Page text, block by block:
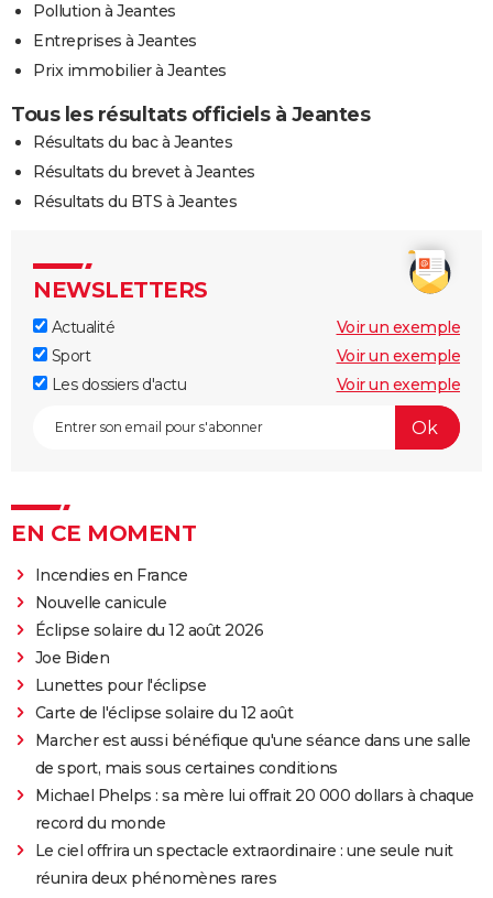
Pollution à Jeantes
Entreprises à Jeantes
Prix immobilier à Jeantes
Tous les résultats officiels à Jeantes
Résultats du bac à Jeantes
Résultats du brevet à Jeantes
Résultats du BTS à Jeantes
NEWSLETTERS
Actualité
Voir un exemple
Sport
Voir un exemple
Les dossiers d'actu
Voir un exemple
EN CE MOMENT
Incendies en France
Nouvelle canicule
Éclipse solaire du 12 août 2026
Joe Biden
Lunettes pour l'éclipse
Carte de l'éclipse solaire du 12 août
Marcher est aussi bénéfique qu'une séance dans une salle
de sport, mais sous certaines conditions
Michael Phelps : sa mère lui offrait 20 000 dollars à chaque
record du monde
Le ciel offrira un spectacle extraordinaire : une seule nuit
réunira deux phénomènes rares